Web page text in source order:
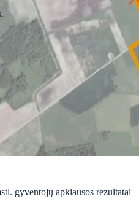
gyventojų apklausos rezultatai